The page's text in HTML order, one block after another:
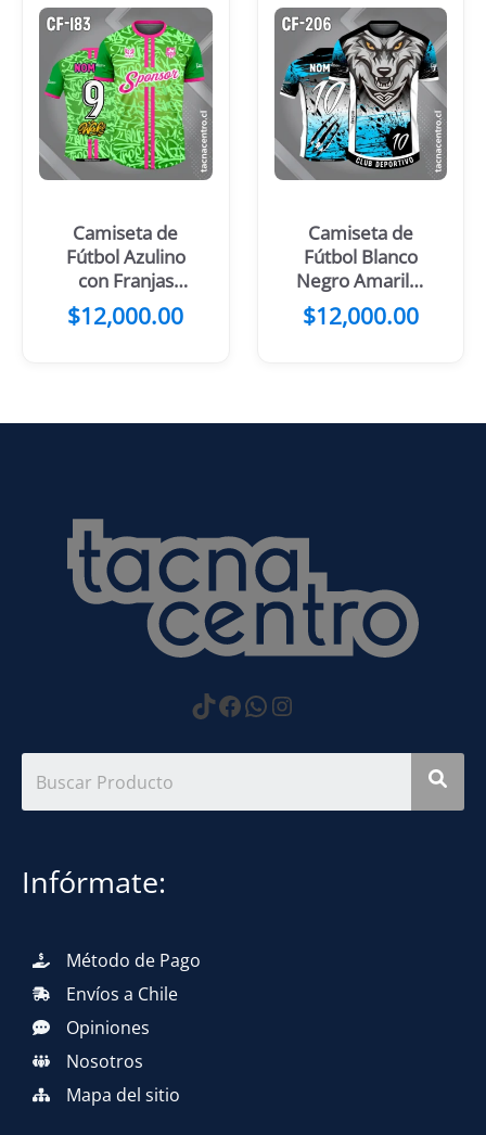
Camiseta de
Fútbol Azulino
con Franjas
Celestes en el
Centro
$12,000.00
Camiseta de
Fútbol Blanco
Negro Amarillo
con Cabeza de
Lobo
$12,000.00
https://
Facebook
WhatsApp
Instagram
Infórmate:
Método de Pago
Envíos a Chile
Opiniones
Nosotros
Mapa del sitio